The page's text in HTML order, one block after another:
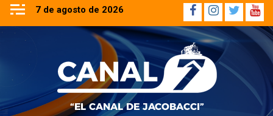
Saltar
contenido
7 de agosto de 2026 Facebook
Instagram
Twitter